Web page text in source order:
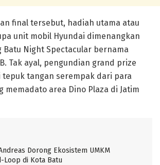
final tersebut, hadiah utama atau
unit mobil Hyundai dimenangkan
Batu Night Spectacular bernama
Tak ayal, pengundian grand prize
tangan serempak dari para
memadato area Dino Plaza di Jatim
Dorong Ekosistem UMKM
Loop di Kota Batu